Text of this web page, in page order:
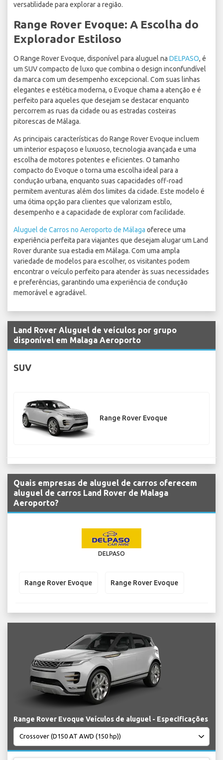
versatilidade para explorar a região.
Range Rover Evoque: A Escolha do
Explorador Estiloso
O Range Rover Evoque, disponível para aluguel na DELPASO, é
um SUV compacto de luxo que combina o design inconfundível
da marca com um desempenho excepcional. Com suas linhas
elegantes e estética moderna, o Evoque chama a atenção e é
perfeito para aqueles que desejam se destacar enquanto
percorrem as ruas da cidade ou as estradas costeiras
pitorescas de Málaga.
As principais características do Range Rover Evoque incluem
um interior espaçoso e luxuoso, tecnologia avançada e uma
escolha de motores potentes e eficientes. O tamanho
compacto do Evoque o torna uma escolha ideal para a
condução urbana, enquanto suas capacidades off-road
permitem aventuras além dos limites da cidade. Este modelo é
uma ótima opção para clientes que valorizam estilo,
desempenho e a capacidade de explorar com facilidade.
Aluguel de Carros no Aeroporto de Málaga oferece uma
experiência perfeita para viajantes que desejam alugar um Land
Rover durante sua estadia em Málaga. Com uma ampla
variedade de modelos para escolher, os visitantes podem
encontrar o veículo perfeito para atender às suas necessidades
e preferências, garantindo uma experiência de condução
memorável e agradável.
Land Rover Aluguel de veículos por grupo
disponível em Malaga Aeroporto
SUV
Range Rover Evoque
Quais empresas de aluguel de carros oferecem
aluguel de carros Land Rover de Malaga
Aeroporto?
DELPASO
Range Rover Evoque Range Rover Evoque
Range Rover Evoque Veículos de aluguel - Especificações